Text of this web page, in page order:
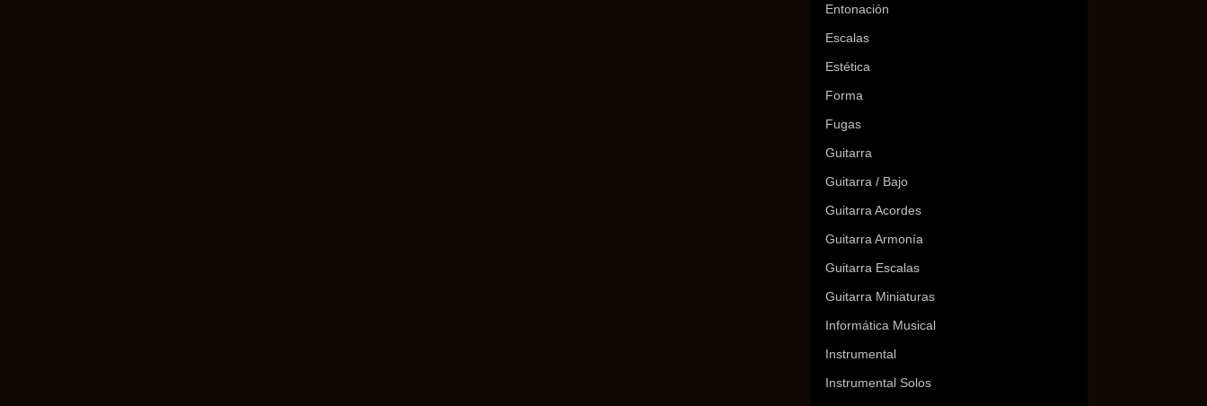
Entonación
Escalas
Estética
Forma
Fugas
Guitarra
Guitarra / Bajo
Guitarra Acordes
Guitarra Armonía
Guitarra Escalas
Guitarra Miniaturas
Informática Musical
Instrumental
Instrumental Solos